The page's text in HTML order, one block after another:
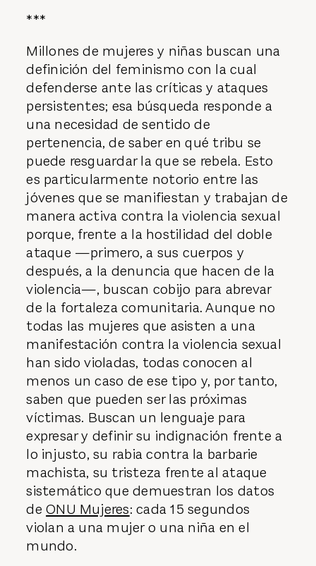
***
Millones de mujeres y niñas buscan una
definición del feminismo con la cual
defenderse ante las críticas y ataques
persistentes; esa búsqueda responde a
una necesidad de sentido de
pertenencia, de saber en qué tribu se
puede resguardar la que se rebela. Esto
es particularmente notorio entre las
jóvenes que se manifiestan y trabajan de
manera activa contra la violencia sexual
porque, frente a la hostilidad del doble
ataque —primero, a sus cuerpos y
después, a la denuncia que hacen de la
violencia—, buscan cobijo para abrevar
de la fortaleza comunitaria. Aunque no
todas las mujeres que asisten a una
manifestación contra la violencia sexual
han sido violadas, todas conocen al
menos un caso de ese tipo y, por tanto,
saben que pueden ser las próximas
víctimas. Buscan un lenguaje para
expresar y definir su indignación frente a
lo injusto, su rabia contra la barbarie
machista, su tristeza frente al ataque
sistemático que demuestran los datos
deONU Mujeres: cada 15 segundos
violan a una mujer o una niña en el
mundo.